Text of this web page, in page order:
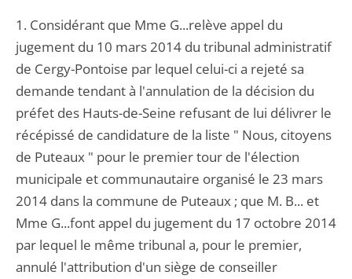
1. Considérant que Mme G...relève appel du
jugement du 10 mars 2014 du tribunal administratif
de Cergy-Pontoise par lequel celui-ci a rejeté sa
demande tendant à l'annulation de la décision du
préfet des Hauts-de-Seine refusant de lui délivrer le
récépissé de candidature de la liste " Nous, citoyens
de Puteaux " pour le premier tour de l'élection
municipale et communautaire organisé le 23 mars
2014 dans la commune de Puteaux ; que M. B... et
Mme G...font appel du jugement du 17 octobre 2014
par lequel le même tribunal a, pour le premier,
annulé l'attribution d'un siège de conseiller